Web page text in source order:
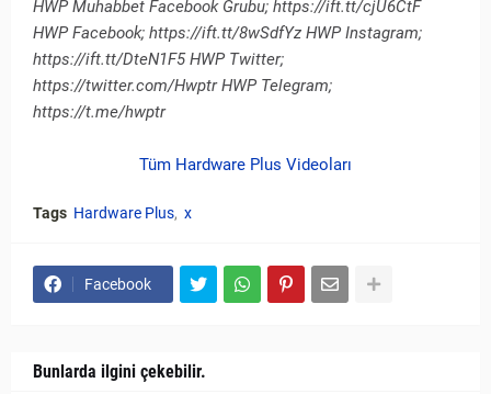
HWP Muhabbet Facebook Grubu; https://ift.tt/cjU6CtF
HWP Facebook; https://ift.tt/8wSdfYz HWP Instagram;
https://ift.tt/DteN1F5 HWP Twitter;
https://twitter.com/Hwptr HWP Telegram;
https://t.me/hwptr
Tüm Hardware Plus Videoları
Tags Hardware Plus x
Facebook
Bunlarda ilgini çekebilir.